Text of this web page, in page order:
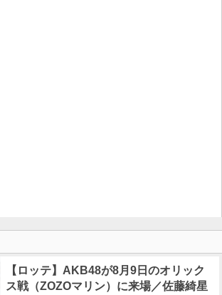
【ロッテ】AKB48が8月9日のオリック
ス戦（ZOZOマリン）に来場／佐藤綺星